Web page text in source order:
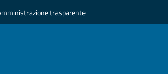
trasparente